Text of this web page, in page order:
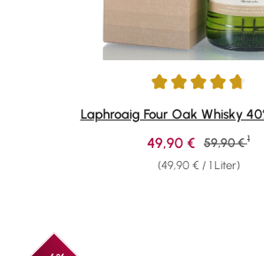
Durchschnittliche Bewertung von 4.76
Laphroaig Four Oak Whisky
(49,90 € / 1 Liter)
49,90 € Regulärer
59,90 € 1